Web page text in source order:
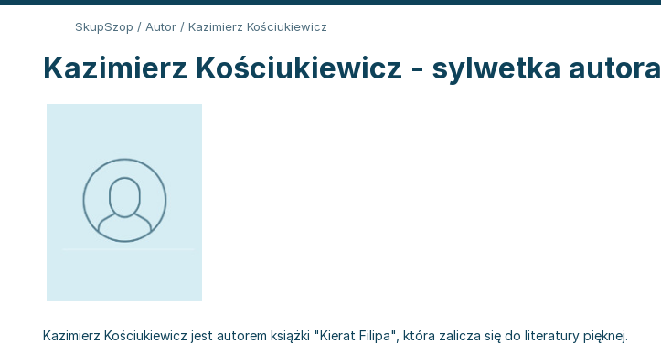
SkupSzop / Autor / Kazimierz Kościukiewicz
Kazimierz Kościukiewicz - sylwetka autora
Kazimierz Kościukiewicz jest autorem książki "Kierat Filipa", która zalicza się do literatury pięknej.